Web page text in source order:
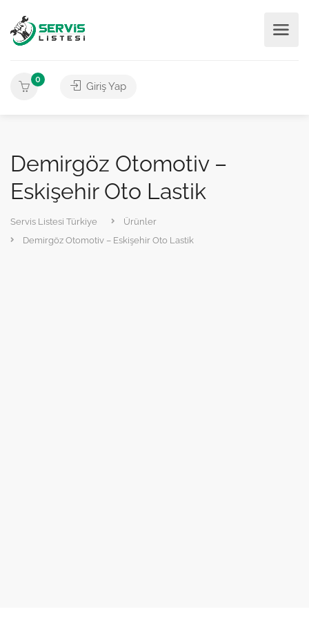
0
Giriş Yap
Demirgöz Otomotiv –
Eskişehir Oto Lastik
Servis Listesi Türkiye
Ürünler
Demirgöz Otomotiv – Eskişehir Oto Lastik